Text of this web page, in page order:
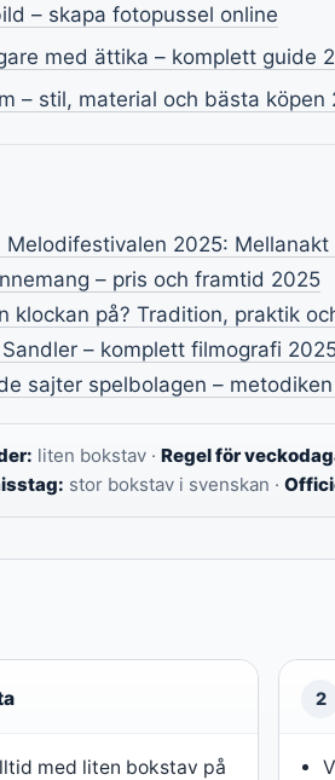
– skapa fotopussel online
med ättika – komplett guide
– stil, material och bästa köpen
Melodifestivalen 2025:
– pris och framtid 2025
klockan på? Tradition, praktik
– komplett filmografi
sajter spelbolagen –
liten bokstav · Regel för
stor bokstav i svenskan ·
med liten bokstav på
2